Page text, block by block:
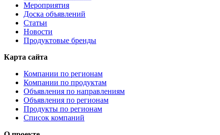
Мероприятия
Доска объявлений
Статьи
Новости
Продуктовые бренды
Карта сайта
Компании по регионам
Компании по продуктам
Объявления по направлениям
Объявления по регионам
Продукты по регионам
Список компаний